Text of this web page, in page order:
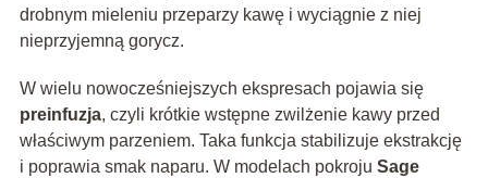
drobnym mieleniu przeparzy kawę i wyciągnie z niej
nieprzyjemną gorycz.
W wielu nowocześniejszych ekspresach pojawia się
preinfuzja, czyli krótkie wstępne zwilżenie kawy przed
właściwym parzeniem. Taka funkcja stabilizuje ekstrakcję
i poprawia smak naparu. W modelach pokroju Sage